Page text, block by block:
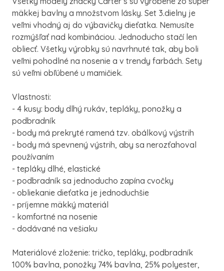
mäkkej bavlny a množstvom lásky. Set 3.dielny je
veľmi vhodný aj do výbavičky dieťatka. Nemusíte
rozmýšľať nad kombináciou. Jednoducho stačí len
obliecť. Všetky výrobky sú navrhnuté tak, aby boli
veľmi pohodlné na nosenie a v trendy farbách. Sety
sú veľmi obľúbené u mamičiek.
Vlastnosti:
- 4 kusy: body dlhý rukáv, tepláky, ponožky a
podbradník
- body má prekryté ramená tzv. obálkový výstrih
- body má spevnený výstrih, aby sa nerozťahoval
používaním
- tepláky dlhé, elastické
- podbradník sa jednoducho zapína cvočky
- obliekanie dieťatka je jednoduchšie
- príjemne mäkký materiál
- komfortné na nosenie
- dodávané na vešiaku
Materiálové zloženie: tričko, tepláky, podbradník
100% bavlna, ponožky 74% bavlna, 25% polyester,